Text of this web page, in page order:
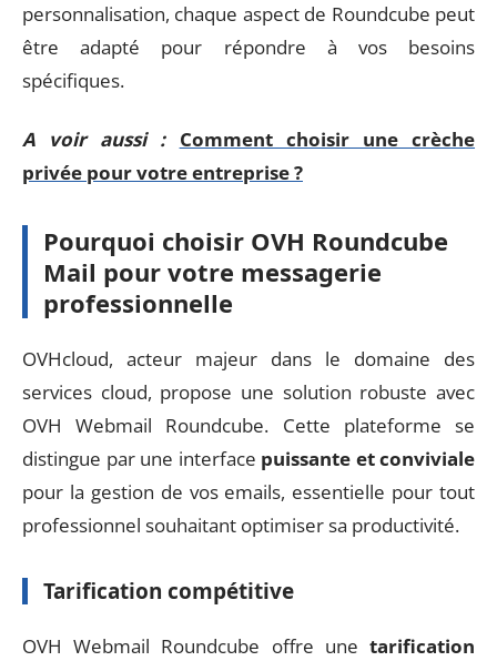
personnalisation, chaque aspect de Roundcube peut
être adapté pour répondre à vos besoins
spécifiques.
A voir aussi : Comment choisir une crèche
privée pour votre entreprise ?
Pourquoi choisir OVH Roundcube
Mail pour votre messagerie
professionnelle
OVHcloud, acteur majeur dans le domaine des
services cloud, propose une solution robuste avec
OVH Webmail Roundcube. Cette plateforme se
distingue par une interface puissante et conviviale
pour la gestion de vos emails, essentielle pour tout
professionnel souhaitant optimiser sa productivité.
Tarification compétitive
OVH Webmail Roundcube offre une tarification